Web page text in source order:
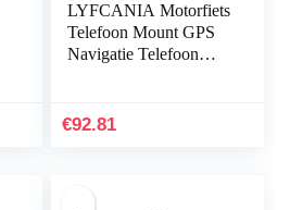
LYFCANIA Motorfiets
Telefoon Mount GPS
Navigatie Telefoon
for BMW F850GS
€92.81